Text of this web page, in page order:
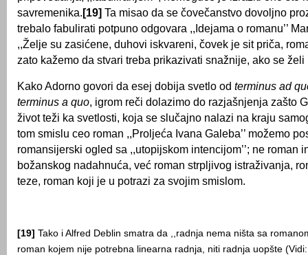
savremenika.[19] Ta misao da se čovečanstvo dovoljno
trebalo fabulirati potpuno odgovara ,,Idejama o romanu’’
,,Želje su zasićene, duhovi iskvareni, čovek je sit priča,
zato kažemo da stvari treba prikazivati snažnije, ako se želi
Kako Adorno govori da esej dobija svetlo od terminus ad
terminus a quo, igrom reči dolazimo do razjašnjenja zašto
život teži ka svetlosti, koja se slučajno nalazi na kraju
tom smislu ceo roman ,,Proljeća Ivana Galeba’’ možemo
romansijerski ogled sa ,,utopijskom intencijom’’; ne roman
božanskog nadahnuća, već roman strpljivog istraživanja,
teze, roman koji je u potrazi za svojim smislom.
[19] Tako i Alfred Deblin smatra da ,,radnja nema ništa sa
roman kojem nije potrebna linearna radnja, niti radnja uopšte